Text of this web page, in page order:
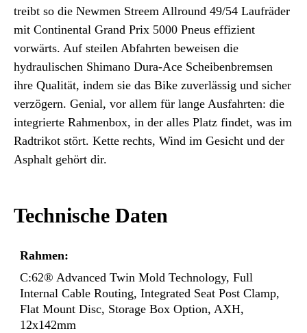
treibt so die Newmen Streem Allround 49/54 Laufräder
mit Continental Grand Prix 5000 Pneus effizient
vorwärts. Auf steilen Abfahrten beweisen die
hydraulischen Shimano Dura-Ace Scheibenbremsen
ihre Qualität, indem sie das Bike zuverlässig und sicher
verzögern. Genial, vor allem für lange Ausfahrten: die
integrierte Rahmenbox, in der alles Platz findet, was im
Radtrikot stört. Kette rechts, Wind im Gesicht und der
Asphalt gehört dir.
Technische Daten
Rahmen:
C:62® Advanced Twin Mold Technology, Full
Internal Cable Routing, Integrated Seat Post Clamp,
Flat Mount Disc, Storage Box Option, AXH,
12x142mm